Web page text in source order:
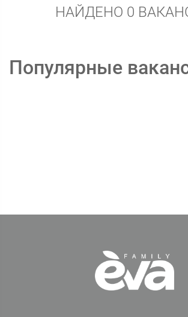
НАЙДЕНО 0
Популярные